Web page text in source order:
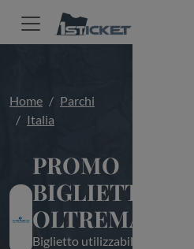
Home
Parchi
Italia
PROMO
BIGLIETTI
OLTREMARE
Biglietto utilizzabile dal